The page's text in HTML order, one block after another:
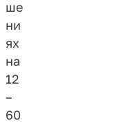
ше
ни
ях
на
12
–
60